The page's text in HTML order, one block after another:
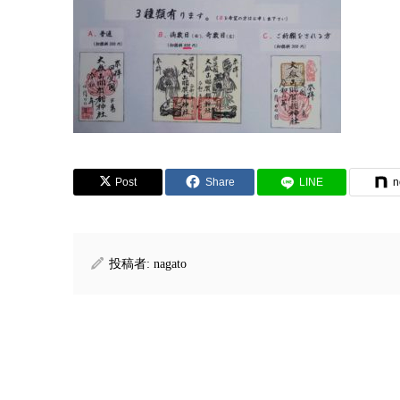
Post Share LINE
投稿者: nagato